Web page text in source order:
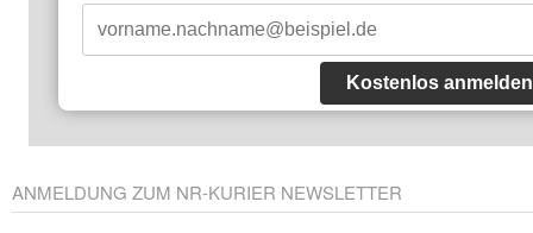
Kostenlos anmelden
ANMELDUNG ZUM NR-KURIER NEWSLETTER